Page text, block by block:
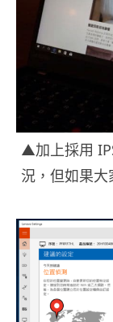
▲加上採用
況，但如果